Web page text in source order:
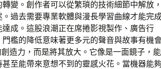
變。創作者可以從繁瑣的技術細節中解放，
過去需要專業軟體與漫長學習曲線才能完
成。這股浪潮正在席捲影視製作、廣告行
檻的降低意味著更多元的聲音與故事有機
造力，而是將其放大。它像是一面鏡子，能
至能帶來意想不到的靈感火花。當機器能夠